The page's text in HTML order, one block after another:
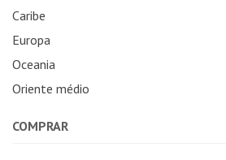
Caribe
Europa
Oceania
Oriente médio
COMPRAR